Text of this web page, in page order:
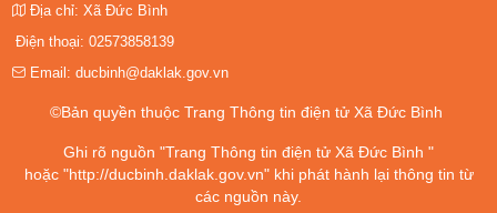
Địa chỉ: Xã Đức Bình
Điện thoại: 02573858139
Email: ducbinh@daklak.gov.vn
©Bản quyền thuộc Trang Thông tin điện tử Xã Đức Bình
Ghi rõ nguồn "Trang Thông tin điện tử Xã Đức Bình "
hoặc "http://ducbinh.daklak.gov.vn" khi phát hành lại thông tin từ
các nguồn này.